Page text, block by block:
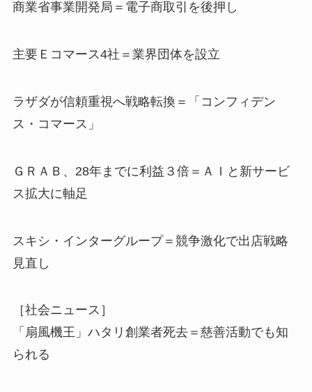
商業省事業開発局＝電子商取引を後押し
主要Ｅコマース4社＝業界団体を設立
ラザダが信頼重視へ戦略転換＝「コンフィデン
ス・コマース」
ＧＲＡＢ、28年までに利益３倍＝ＡＩと新サービ
ス拡大に軸足
スキシ・インターグループ＝競争激化で出店戦略
見直し
［社会ニュース］
「扇風機王」ハタリ創業者死去＝慈善活動でも知
られる